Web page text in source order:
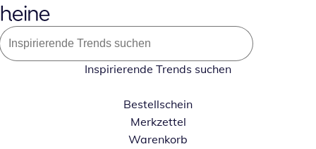
Inspirierende Trends suchen
Bestellschein
Merkzettel
Warenkorb